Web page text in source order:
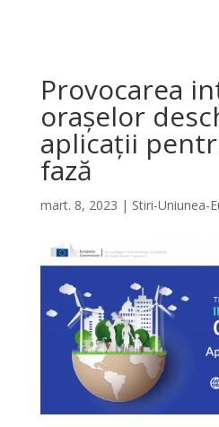
Provocarea
orașelor
aplicații
fază
mart. 8, 2023 | Stiri-Uniunea-